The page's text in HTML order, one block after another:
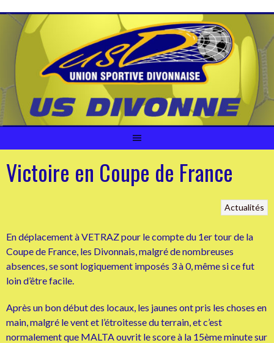
contenu
Victoire en Coupe de France
Actualités
En déplacement à VETRAZ pour le compte du 1er tour de la
Coupe de France, les Divonnais, malgré de nombreuses
absences, se sont logiquement imposés 3 à 0, même si ce fut
loin d’être facile.
Après un bon début des locaux, les jaunes ont pris les choses en
main, malgré le vent et l’étroitesse du terrain, et c’est
normalement que MALTA ouvrit le score à la 15ème minute sur